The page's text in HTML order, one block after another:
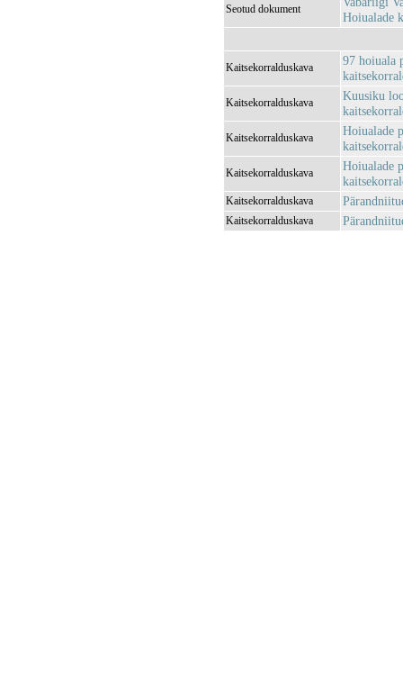
Seotud dokument
Hoiualade
Kaitsekorralduskava
97 hoiuala
Kaitsekorralduskava
Kuusiku
Kaitsekorralduskava
Hoiualade
Kaitsekorralduskava
Hoiualade
Kaitsekorralduskava
Kaitsekorralduskava